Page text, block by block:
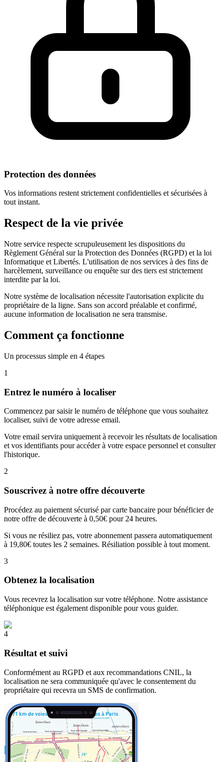
Protection des données
Vos informations restent strictement confidentielles et sécurisées à
tout instant.
Respect de la vie privée
Notre service respecte scrupuleusement les dispositions du
Règlement Général sur la Protection des Données (RGPD) et la loi
Informatique et Libertés. L'utilisation de nos services à des fins de
harcèlement, surveillance ou enquête sur des tiers est strictement
interdite par la loi.
Notre système de localisation nécessite l'autorisation explicite du
propriétaire de la ligne. Sans son accord préalable et confirmé,
aucune information de localisation ne sera transmise.
Comment ça fonctionne
Un processus simple en 4 étapes
1
Entrez le numéro à localiser
Commencez par saisir le numéro de téléphone que vous souhaitez
localiser, suivi de votre adresse email.
Votre email servira uniquement à recevoir les résultats de localisation
et vos identifiants pour accéder à votre espace personnel et consulter
l'historique.
2
Souscrivez à notre offre découverte
Procédez au paiement sécurisé par carte bancaire pour bénéficier de
notre offre de découverte à 0,50€ pour 24 heures.
Si vous ne résiliez pas, votre abonnement passera automatiquement
à 19,80€ toutes les 2 semaines. Résiliation possible à tout moment.
3
Obtenez la localisation
Vous recevrez la localisation sur votre téléphone. Notre assistance
téléphonique est également disponible pour vous guider.
4
Résultat et suivi
Conformément au RGPD et aux recommandations CNIL, la
localisation ne sera communiquée qu'avec le consentement du
propriétaire qui recevra un SMS de confirmation.